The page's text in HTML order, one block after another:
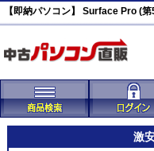
激